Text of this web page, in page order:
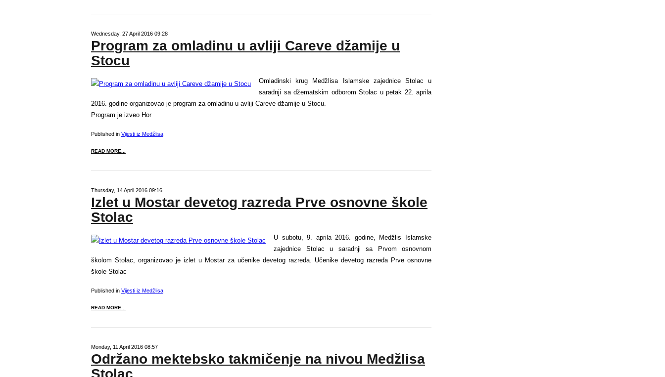
Wednesday, 27 April 2016 09:28
Program za omladinu u avliji Careve džamije u
Stocu
Omladinski krug Medžlisa Islamske zajednice Stolac u
saradnji sa džematskim odborom Stolac u petak 22. aprila
2016. godine organizovao je program za omladinu u avliji Careve džamije u Stocu.
Program je izveo Hor
Published in Vijesti iz Medžlisa
READ MORE...
Thursday, 14 April 2016 09:16
Izlet u Mostar devetog razreda Prve osnovne škole
Stolac
U subotu, 9. aprila 2016. godine, Medžlis Islamske
zajednice Stolac u saradnji sa Prvom osnovnom
školom Stolac, organizovao je izlet u Mostar za učenike devetog razreda. Učenike devetog razreda Prve osnovne
škole Stolac
Published in Vijesti iz Medžlisa
READ MORE...
Monday, 11 April 2016 08:57
Održano mektebsko takmičenje na nivou Medžlisa
Stolac